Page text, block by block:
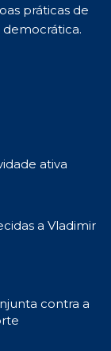
práticas de
ativa
a Vladimir
contra a